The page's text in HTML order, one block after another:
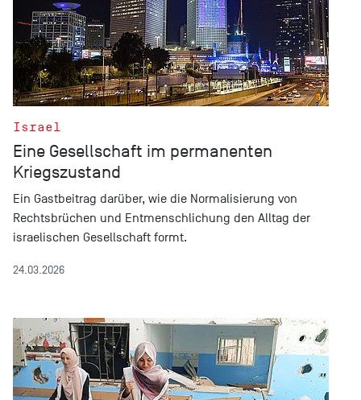
Israel
Eine Gesellschaft im permanenten
Kriegszustand
Ein Gastbeitrag darüber, wie die Normalisierung von
Rechtsbrüchen und Entmenschlichung den Alltag der
israelischen Gesellschaft formt.
24.03.2026